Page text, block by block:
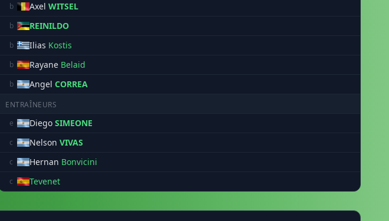
b Axel WITSEL
b REINILDO
b Ilias Kostis
b Rayane Belaid
b Angel CORREA
ENTRAÎNEURS
e
Diego SIMEONE
c Nelson VIVAS
c Hernan Bonvicini
c Tevenet